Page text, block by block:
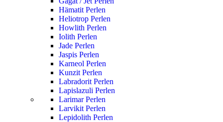
Hämatit Perlen
Heliotrop Perlen
Howlith Perlen
Iolith Perlen
Jade Perlen
Jaspis Perlen
Karneol Perlen
Kunzit Perlen
Labradorit Perlen
Lapislazuli Perlen
Larimar Perlen
Larvikit Perlen
Lepidolith Perlen